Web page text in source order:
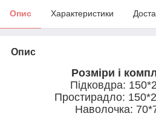
Опис Характеристики
Опис
Розміри і
Підковдра:
Простирадло:
Наволочка: